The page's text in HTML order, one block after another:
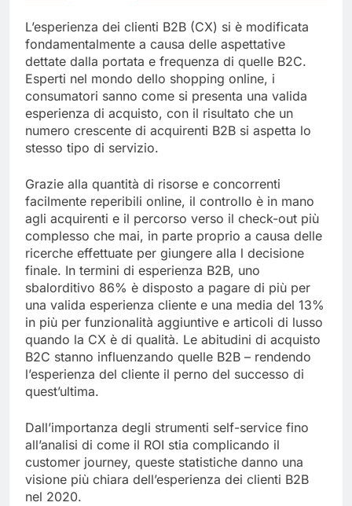
L’esperienza dei clienti B2B (CX) si è modificata
fondamentalmente a causa delle aspettative
dettate dalla portata e frequenza di quelle B2C.
Esperti nel mondo dello shopping online, i
consumatori sanno come si presenta una valida
esperienza di acquisto, con il risultato che un
numero crescente di acquirenti B2B si aspetta lo
stesso tipo di servizio.
Grazie alla quantità di risorse e concorrenti
facilmente reperibili online, il controllo è in mano
agli acquirenti e il percorso verso il check-out più
complesso che mai, in parte proprio a causa delle
ricerche effettuate per giungere alla l decisione
finale. In termini di esperienza B2B, uno
sbalorditivo 86% è disposto a pagare di più per
una valida esperienza cliente e una media del 13%
in più per funzionalità aggiuntive e articoli di lusso
quando la CX è di qualità. Le abitudini di acquisto
B2C stanno influenzando quelle B2B – rendendo
l’esperienza del cliente il perno del successo di
quest’ultima.
Dall’importanza degli strumenti self-service fino
all’analisi di come il ROI stia complicando il
customer journey, queste statistiche danno una
visione più chiara dell’esperienza dei clienti B2B
nel 2020.